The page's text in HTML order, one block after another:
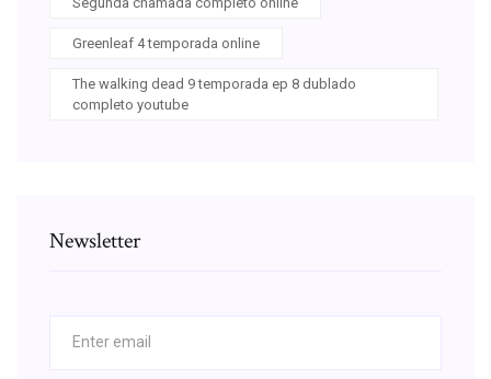
Greenleaf 4 temporada online
The walking dead 9 temporada ep 8 dublado
completo youtube
Newsletter